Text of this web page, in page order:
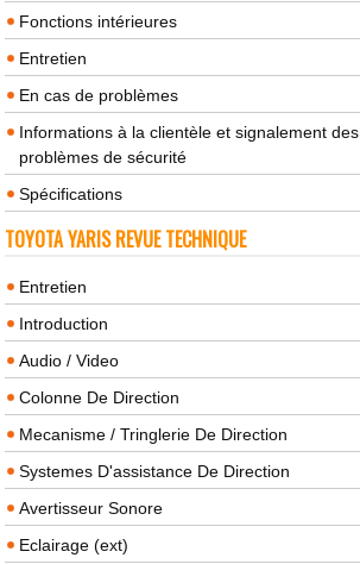
Fonctions intérieures
Entretien
En cas de problèmes
Informations à la clientèle et signalement des
problèmes de sécurité
Spécifications
TOYOTA YARIS REVUE TECHNIQUE
Entretien
Introduction
Audio / Video
Colonne De Direction
Mecanisme / Tringlerie De Direction
Systemes D'assistance De Direction
Avertisseur Sonore
Eclairage (ext)